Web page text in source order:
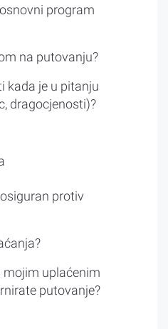
program
na putovanju?
kada je u pitanju
dragocjenosti)?
protiv
mojim uplaćenim
putovanje?